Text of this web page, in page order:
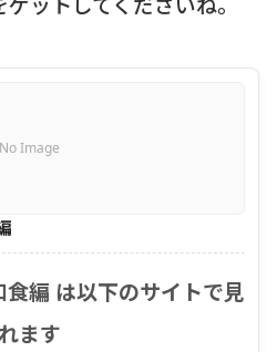
No Image
編 は以下のサイトで見
れます